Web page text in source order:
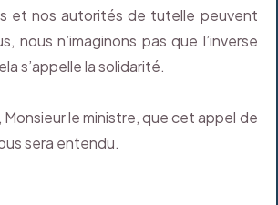
et nos autorités de tutelle peuvent
nous n’imaginons pas que l’inverse
s’appelle la solidarité.
le ministre, que cet appel de
sera entendu.